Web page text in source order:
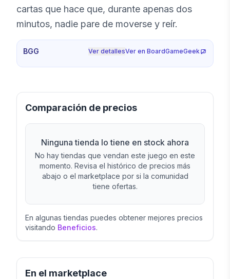
cartas que hace que, durante apenas dos
minutos, nadie pare de moverse y reír.
BGG Ver detallesVer en BoardGameGeek
Comparación de precios
Ninguna tienda lo tiene en stock ahora
No hay tiendas que vendan este juego en este
momento. Revisa el histórico de precios más
abajo o el marketplace por si la comunidad
tiene ofertas.
En algunas tiendas puedes obtener mejores precios
visitando Beneficios.
En el marketplace